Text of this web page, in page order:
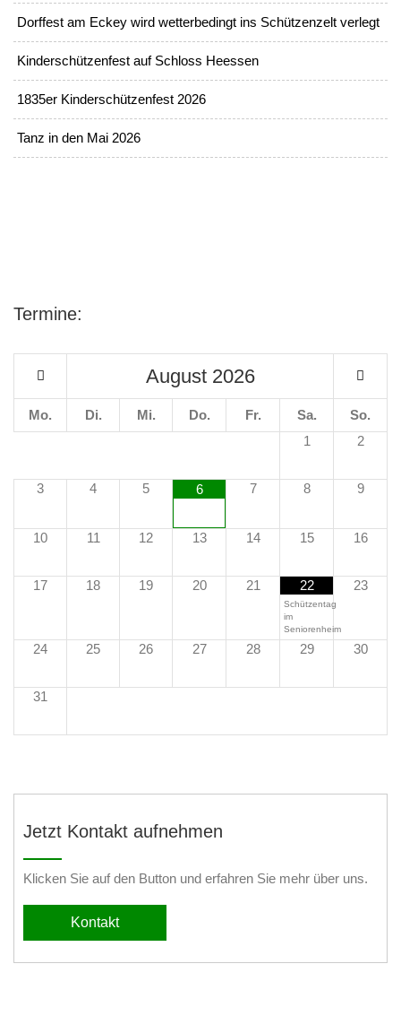
Dorffest am Eckey wird wetterbedingt ins Schützenzelt verlegt
Kinderschützenfest auf Schloss Heessen
1835er Kinderschützenfest 2026
Tanz in den Mai 2026
Termine:
August 2026
Mo. Di. Mi. Do. Fr. Sa.
So.
1
2
3 4 5 6 7 8 9
10 11 12 13 14 15 16
17 18 19 20 21 22
Schützentag
im
Seniorenheim
23
24 25 26 27 28 29 30
31
Jetzt Kontakt aufnehmen
Klicken Sie auf den Button und erfahren Sie mehr über uns.
Kontakt